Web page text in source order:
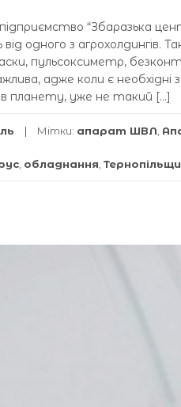
“Збаразька
одного з агрохолдингів.
маски, пульсоксиметр,
адже коли є
планету, уже не такий […]
Мітки: апарат ШВЛ
обладнання